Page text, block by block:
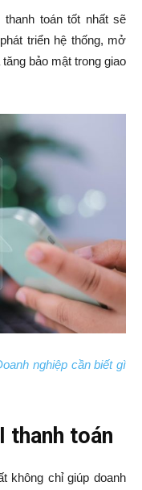
toán tốt nhất sẽ
triển hệ thống, mở
bảo mật trong giao
nghiệp cần biết gì
thanh toán
không chỉ giúp doanh